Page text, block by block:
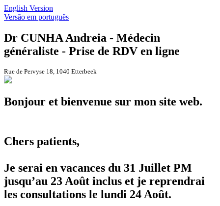
English Version
Versão em português
Dr CUNHA Andreia - Médecin
généraliste - Prise de RDV en ligne
Rue de Pervyse 18, 1040 Etterbeek
Bonjour et bienvenue sur mon site web.
Chers patients,
Je serai en vacances du 31 Juillet PM
jusqu’au 23 Août inclus et je reprendrai
les consultations le lundi 24 Août.